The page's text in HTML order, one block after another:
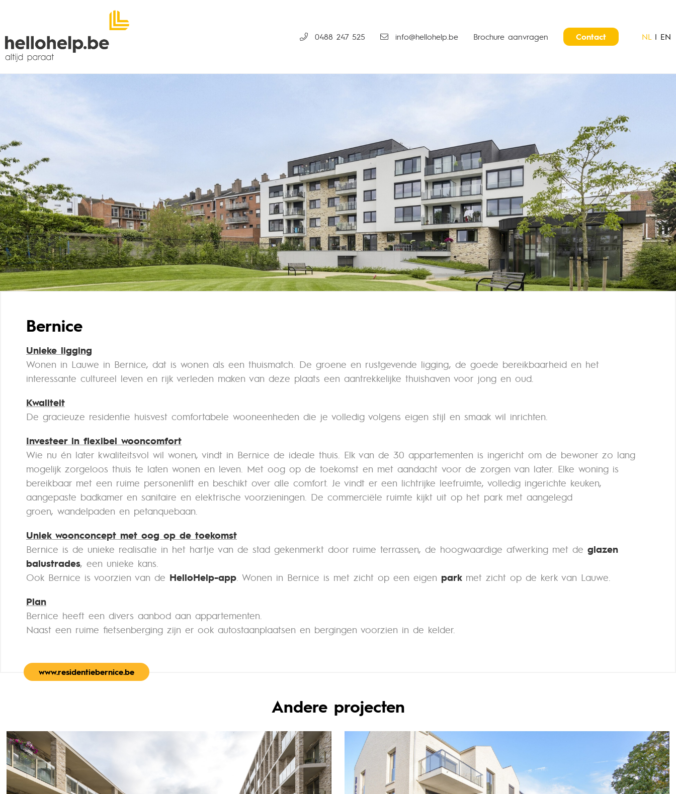
0488 247 525 info@hellohelp.be Brochure aanvragen Contact NL | EN
Bernice
Unieke ligging
Wonen in Lauwe in Bernice, dat is wonen als een thuismatch. De groene en rustgevende ligging, de goede bereikbaarheid en het
interessante cultureel leven en rijk verleden maken van deze plaats een aantrekkelijke thuishaven voor jong en oud.
Kwaliteit
De gracieuze residentie huisvest comfortabele wooneenheden die je volledig volgens eigen stijl en smaak wil inrichten.
Investeer in flexibel wooncomfort
Wie nu én later kwaliteitsvol wil wonen, vindt in Bernice de ideale thuis. Elk van de 30 appartementen is ingericht om de bewoner zo lang
mogelijk zorgeloos thuis te laten wonen en leven. Met oog op de toekomst en met aandacht voor de zorgen van later. Elke woning is
bereikbaar met een ruime personenlift en beschikt over alle comfort. Je vindt er een lichtrijke leefruimte, volledig ingerichte keuken,
aangepaste badkamer en sanitaire en elektrische voorzieningen. De commerciële ruimte kijkt uit op het park met aangelegd
groen, wandelpaden en petanquebaan.
Uniek woonconcept met oog op de toekomst
Bernice is de unieke realisatie in het hartje van de stad gekenmerkt door ruime terrassen, de hoogwaardige afwerking met de glazen
balustrades, een unieke kans.
Ook Bernice is voorzien van de HelloHelp-app. Wonen in Bernice is met zicht op een eigen park met zicht op de kerk van Lauwe.
Plan
Bernice heeft een divers aanbod aan appartementen.
Naast een ruime fietsenberging zijn er ook autostaanplaatsen en bergingen voorzien in de kelder.
www.residentiebernice.be
Andere projecten